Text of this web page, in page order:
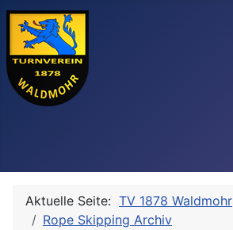
Aktuelle Seite: TV 1878 Waldmohr
Rope Skipping Archiv